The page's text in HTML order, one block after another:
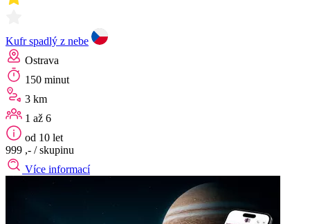
Kufr spadlý z nebe
Ostrava
150 minut
3 km
1 až 6
od 10 let
999 ,- / skupinu
Více informací